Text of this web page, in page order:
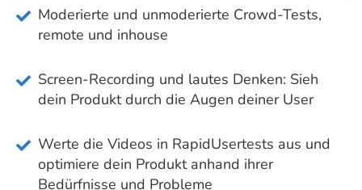
Moderierte und unmoderierte Crowd-Tests,
remote und inhouse
Screen-Recording und lautes Denken: Sieh
dein Produkt durch die Augen deiner User
Werte die Videos in RapidUsertests aus und
optimiere dein Produkt anhand ihrer
Bedürfnisse und Probleme